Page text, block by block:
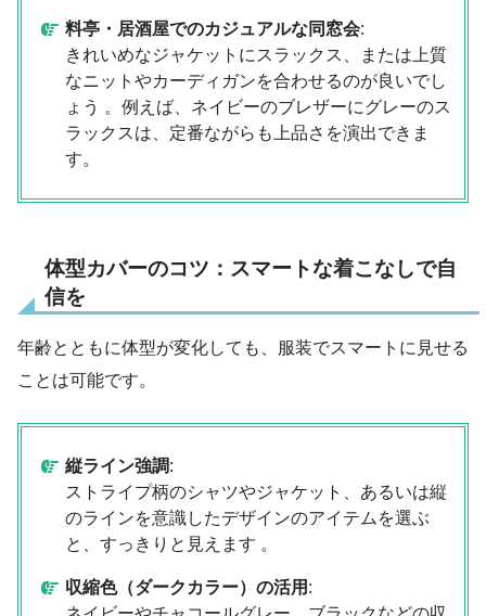
料亭・居酒屋でのカジュアルな同窓会:
きれいめなジャケットにスラックス、または上質
なニットやカーディガンを合わせるのが良いでし
ょう 。例えば、ネイビーのブレザーにグレーのス
ラックスは、定番ながらも上品さを演出できま
す。
体型カバーのコツ：スマートな着こなしで自
信を
年齢とともに体型が変化しても、服装でスマートに見せる
ことは可能です。
縦ライン強調:
ストライプ柄のシャツやジャケット、あるいは縦
のラインを意識したデザインのアイテムを選ぶ
と、すっきりと見えます 。
収縮色（ダークカラー）の活用 :